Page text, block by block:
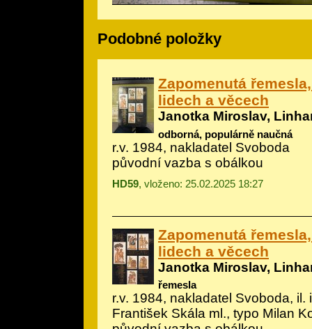
Podobné položky
Zapomenutá
lidech a věcech
Janotka Miroslav,
odborná, populárně naučná
r.v. 1984, nakladatel Svoboda
původní vazba s obálkou
HD59, vloženo: 25.02.2025 18:27
Zapomenutá
lidech a věcech
Janotka Miroslav,
řemesla
r.v. 1984, nakladatel Svoboda, il.
František Skála ml., typo Milan